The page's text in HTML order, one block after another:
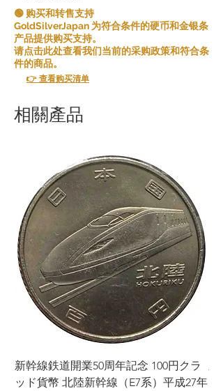
🟢 购买和转售支持
GoldSilverJapan 为符合条件的硬币和金银条
产品提供购买支持。
请点击此处查看我们当前的采购政策和符合条
件的商品。
👉 查看购买清单
相關產品
新幹線鉄道開業50周年記念 100円クラ
ッド貨幣 北陸新幹線（E7系）平成27年